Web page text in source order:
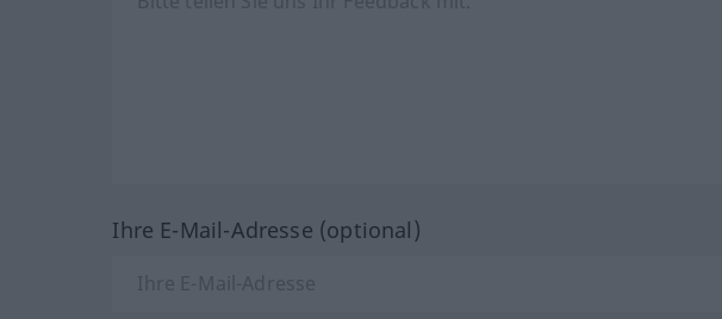
Ihre E-Mail-Adresse (optional)